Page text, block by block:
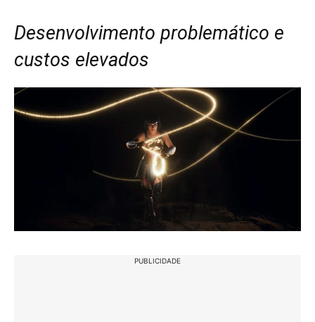
Desenvolvimento problemático e
custos elevados
PUBLICIDADE